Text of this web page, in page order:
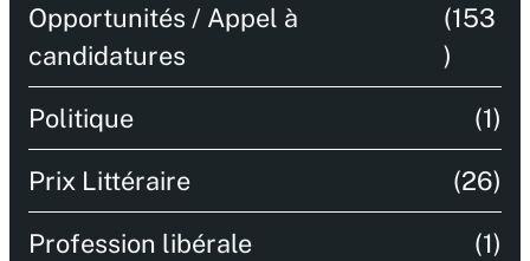
Opportunités / Appel à
candidatures
(153
)
Politique (1)
Prix Littéraire (26)
Profession libérale (1)